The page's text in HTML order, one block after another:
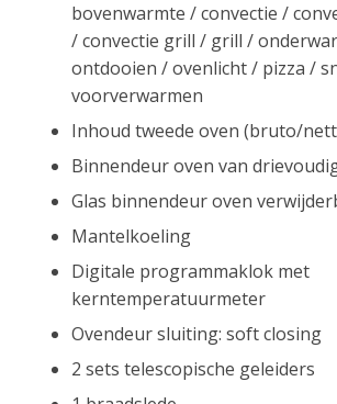
bovenwarmte / convectie /
/ convectie grill / grill /
ontdooien / ovenlicht / pizza /
voorverwarmen
Inhoud tweede oven (bruto/
Binnendeur oven van
Glas binnendeur oven
Mantelkoeling
Digitale programmaklok met
kerntemperatuurmeter
Ovendeur sluiting: soft closing
2 sets telescopische geleiders